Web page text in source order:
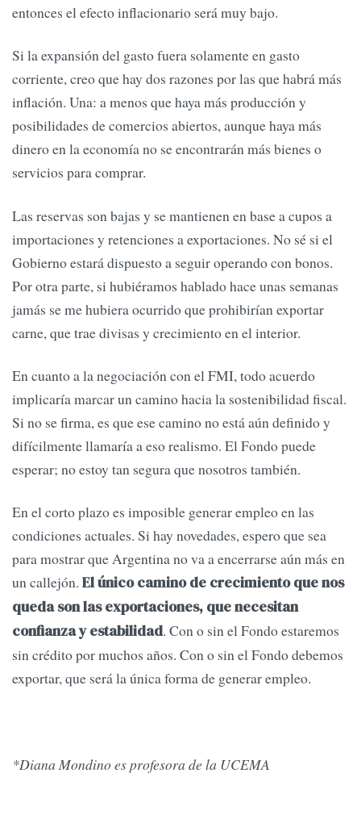
entonces el efecto inflacionario será muy bajo.
Si la expansión del gasto fuera solamente en gasto
corriente, creo que hay dos razones por las que habrá más
inflación. Una: a menos que haya más producción y
posibilidades de comercios abiertos, aunque haya más
dinero en la economía no se encontrarán más bienes o
servicios para comprar.
Las reservas son bajas y se mantienen en base a cupos a
importaciones y retenciones a exportaciones. No sé si el
Gobierno estará dispuesto a seguir operando con bonos.
Por otra parte, si hubiéramos hablado hace unas semanas
jamás se me hubiera ocurrido que prohibirían exportar
carne, que trae divisas y crecimiento en el interior.
En cuanto a la negociación con el FMI, todo acuerdo
implicaría marcar un camino hacia la sostenibilidad fiscal.
Si no se firma, es que ese camino no está aún definido y
difícilmente llamaría a eso realismo. El Fondo puede
esperar; no estoy tan segura que nosotros también.
En el corto plazo es imposible generar empleo en las
condiciones actuales. Si hay novedades, espero que sea
para mostrar que Argentina no va a encerrarse aún más en
un callejón. El único camino de crecimiento que nos
queda son las exportaciones, que necesitan
confianza y estabilidad. Con o sin el Fondo estaremos
sin crédito por muchos años. Con o sin el Fondo debemos
exportar, que será la única forma de generar empleo.
*Diana Mondino es profesora de la UCEMA